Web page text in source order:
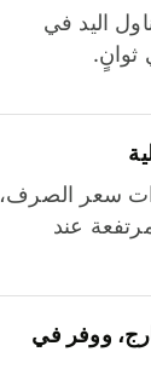
اليد في
ثوانٍ.
سعر الصرف،
عند
ووفر في